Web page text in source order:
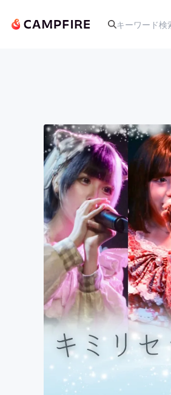
アート・写真
テクノロジ
映像・映画
ビジネス・
まちづくり